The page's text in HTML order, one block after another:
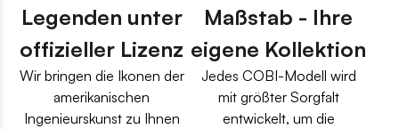
Legenden unter
offizieller Lizenz
Wir bringen die Ikonen der
amerikanischen
Ingenieurskunst zu Ihnen
Maßstab - Ihre
eigene Kollektion
Jedes COBI-Modell wird
mit größter Sorgfalt
entwickelt, um die